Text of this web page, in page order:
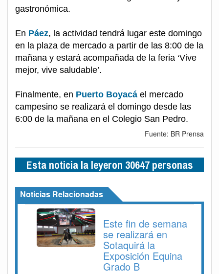
gastronómica.
En Páez, la actividad tendrá lugar este domingo
en la plaza de mercado a partir de las 8:00 de la
mañana y estará acompañada de la feria ‘Vive
mejor, vive saludable’.
Finalmente, en Puerto Boyacá el mercado
campesino se realizará el domingo desde las
6:00 de la mañana en el Colegio San Pedro.
Fuente: BR Prensa
Esta noticia la leyeron 30647 personas
Noticias Relacionadas
Este fin de semana
se realizará en
Sotaquirá la
Exposición Equina
Grado B